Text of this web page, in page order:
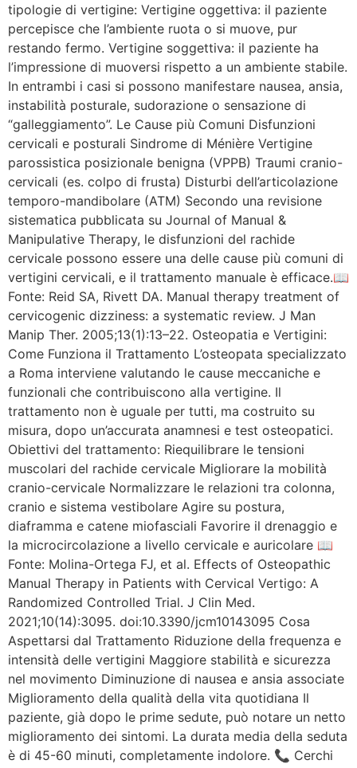
tipologie di vertigine: Vertigine oggettiva: il paziente
percepisce che l’ambiente ruota o si muove, pur
restando fermo. Vertigine soggettiva: il paziente ha
l’impressione di muoversi rispetto a un ambiente stabile.
In entrambi i casi si possono manifestare nausea, ansia,
instabilità posturale, sudorazione o sensazione di
“galleggiamento”. Le Cause più Comuni Disfunzioni
cervicali e posturali Sindrome di Ménière Vertigine
parossistica posizionale benigna (VPPB) Traumi cranio-
cervicali (es. colpo di frusta) Disturbi dell’articolazione
temporo-mandibolare (ATM) Secondo una revisione
sistematica pubblicata su Journal of Manual &
Manipulative Therapy, le disfunzioni del rachide
cervicale possono essere una delle cause più comuni di
vertigini cervicali, e il trattamento manuale è efficace.📖
Fonte: Reid SA, Rivett DA. Manual therapy treatment of
cervicogenic dizziness: a systematic review. J Man
Manip Ther. 2005;13(1):13–22. Osteopatia e Vertigini:
Come Funziona il Trattamento L’osteopata specializzato
a Roma interviene valutando le cause meccaniche e
funzionali che contribuiscono alla vertigine. Il
trattamento non è uguale per tutti, ma costruito su
misura, dopo un’accurata anamnesi e test osteopatici.
Obiettivi del trattamento: Riequilibrare le tensioni
muscolari del rachide cervicale Migliorare la mobilità
cranio-cervicale Normalizzare le relazioni tra colonna,
cranio e sistema vestibolare Agire su postura,
diaframma e catene miofasciali Favorire il drenaggio e
la microcircolazione a livello cervicale e auricolare 📖
Fonte: Molina-Ortega FJ, et al. Effects of Osteopathic
Manual Therapy in Patients with Cervical Vertigo: A
Randomized Controlled Trial. J Clin Med.
2021;10(14):3095. doi:10.3390/jcm10143095 Cosa
Aspettarsi dal Trattamento Riduzione della frequenza e
intensità delle vertigini Maggiore stabilità e sicurezza
nel movimento Diminuzione di nausea e ansia associate
Miglioramento della qualità della vita quotidiana Il
paziente, già dopo le prime sedute, può notare un netto
miglioramento dei sintomi. La durata media della seduta
è di 45-60 minuti, completamente indolore. 📞 Cerchi